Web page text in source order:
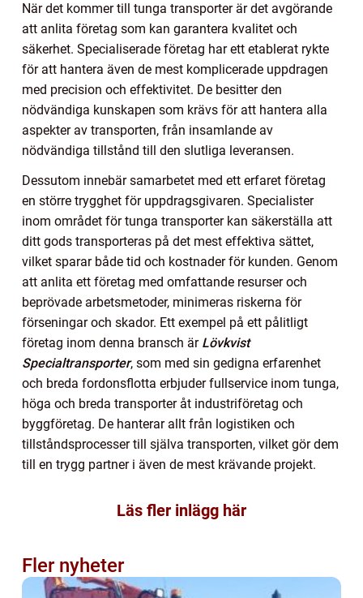
När det kommer till tunga transporter är det avgörande
att anlita företag som kan garantera kvalitet och
säkerhet. Specialiserade företag har ett etablerat rykte
för att hantera även de mest komplicerade uppdragen
med precision och effektivitet. De besitter den
nödvändiga kunskapen som krävs för att hantera alla
aspekter av transporten, från insamlande av
nödvändiga tillstånd till den slutliga leveransen.
Dessutom innebär samarbetet med ett erfaret företag
en större trygghet för uppdragsgivaren. Specialister
inom området för tunga transporter kan säkerställa att
ditt gods transporteras på det mest effektiva sättet,
vilket sparar både tid och kostnader för kunden. Genom
att anlita ett företag med omfattande resurser och
beprövade arbetsmetoder, minimeras riskerna för
förseningar och skador. Ett exempel på ett pålitligt
företag inom denna bransch är Lövkvist
Specialtransporter, som med sin gedigna erfarenhet
och breda fordonsflotta erbjuder fullservice inom tunga,
höga och breda transporter åt industriföretag och
byggföretag. De hanterar allt från logistiken och
tillståndsprocesser till själva transporten, vilket gör dem
till en trygg partner i även de mest krävande projekt.
Läs fler inlägg här
Fler nyheter